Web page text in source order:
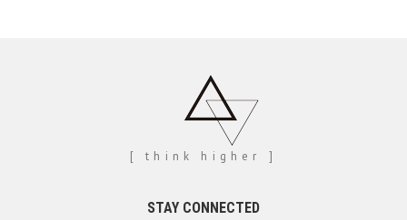
[ think higher ]
STAY CONNECTED